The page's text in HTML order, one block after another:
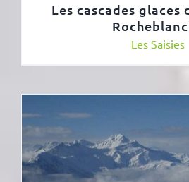
Les cascades glaces
Les Saisies